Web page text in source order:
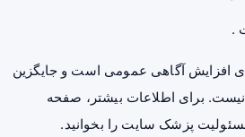
.
افزایش آگاهی عمومی است و جایگزین
برای اطلاعات بیشتر، صفحه
پزشک سایت را بخوانید.